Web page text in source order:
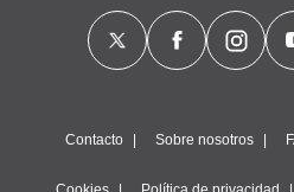
Contacto Sobre nosotros